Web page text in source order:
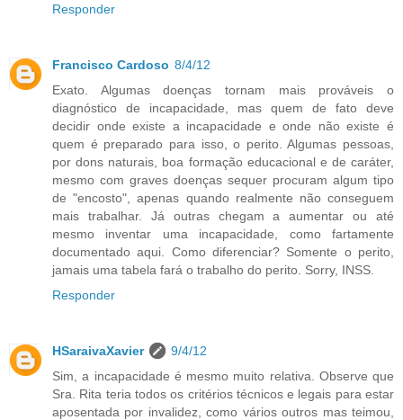
Responder
Francisco Cardoso 8/4/12
Exato. Algumas doenças tornam mais prováveis o
diagnóstico de incapacidade, mas quem de fato deve
decidir onde existe a incapacidade e onde não existe é
quem é preparado para isso, o perito. Algumas pessoas,
por dons naturais, boa formação educacional e de caráter,
mesmo com graves doenças sequer procuram algum tipo
de "encosto", apenas quando realmente não conseguem
mais trabalhar. Já outras chegam a aumentar ou até
mesmo inventar uma incapacidade, como fartamente
documentado aqui. Como diferenciar? Somente o perito,
jamais uma tabela fará o trabalho do perito. Sorry, INSS.
Responder
HSaraivaXavier
9/4/12
Sim, a incapacidade é mesmo muito relativa. Observe que
Sra. Rita teria todos os critérios técnicos e legais para estar
aposentada por invalidez, como vários outros mas teimou,